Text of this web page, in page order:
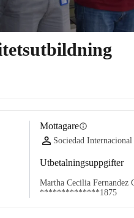
Mottagareinfo
Sociedad
Utbetalningsuppgifter
Martha Cecilia Fernandez
**************1875